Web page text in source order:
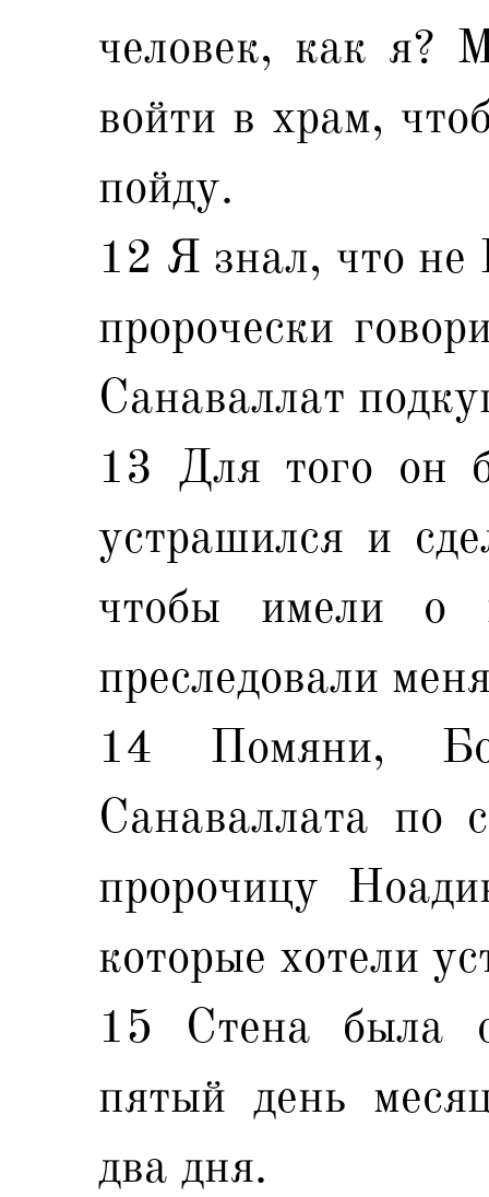
человек, как я?
войти в храм,
пойду.
12 Я знал, что не
пророчески
Санаваллат
13 Для того он
устрашился и
чтобы имели о
преследовали
14 Помяни,
Санаваллата по
пророчицу
которые хотели
15 Стена была
пятый день
два дня.